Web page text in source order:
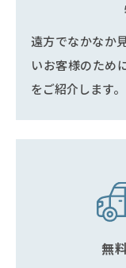
遠方でなかなか
いお客様のため
をご紹介します。
無